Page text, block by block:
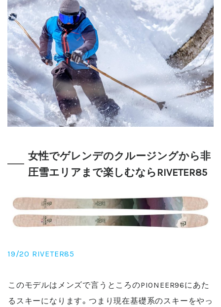
女性でゲレンデのクルージングから非
圧雪エリアまで楽しむならRIVETER85
19/20 RIVETER85
このモデルはメンズで言うところのPIONEER96にあた
るスキーになります。つまり現在基礎系のスキーをやっ